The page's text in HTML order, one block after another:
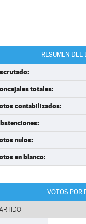
RESUMEN DEL
totales:
contabilizados:
nulos:
en blanco:
VOTOS POR